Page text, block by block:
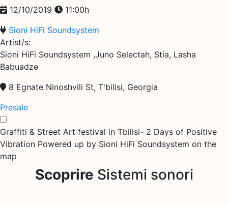
12/10/2019
11:00h
Sioni HiFi Soundsystem
Artist/s:
Sioni HiFi Soundsystem ,Juno Selectah, Stia, Lasha
Babuadze
8 Egnate Ninoshvili St, T'bilisi, Georgia
Presale
Graffiti & Street Art festival in Tbilisi- 2 Days of Positive
Vibration Powered up by Sioni HiFi Soundsystem on the
map
Scoprire Sistemi sonori